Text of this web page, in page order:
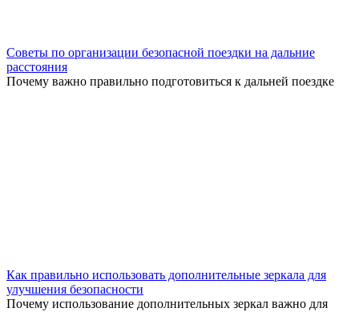
Советы по организации безопасной поездки на дальние
расстояния
Почему важно правильно подготовиться к дальней поездке
Как правильно использовать дополнительные зеркала для
улучшения безопасности
Почему использование дополнительных зеркал важно для